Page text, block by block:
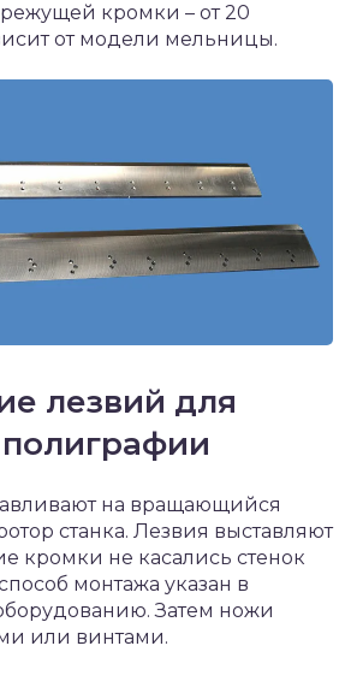
режущей кромки – от 20
от модели мельницы.
лезвий для
на вращающийся
станка. Лезвия выставляют
кромки не касались стенок
монтажа указан в
Затем ножи
или винтами.